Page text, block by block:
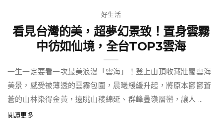
好生活
看見台灣的美，超夢幻景致！置身雲霧
中彷如仙境，全台TOP3雲海
一生一定要看一次最美浪漫「雲海」！登上山頂收藏壯闊雲海
美景，感受被薄透的雲霧包圍，晨曦緩緩升起，將原本鬱鬱蒼
蒼的山林染得金黃，遠眺山稜綿延、群峰疊嶺層巒，讓人 ...
閱讀更多